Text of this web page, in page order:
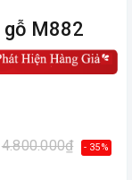
M882
4.800.000₫ - 35%